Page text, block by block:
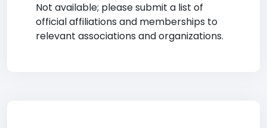
Not available; please submit a list of
official affiliations and memberships to
relevant associations and organizations.